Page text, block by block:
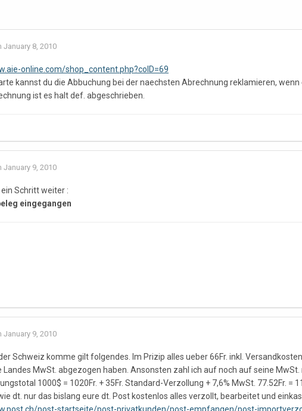
January 8, 2010
online.com/shop_content.php?coID=69
kannst du die Abbuchung bei der naechsten Abrechnung reklamieren,
ist es halt def. abgeschrieben.
January 9, 2010
Schritt weiter :
eingegangen
January 9, 2010
Schweiz komme gilt folgendes. Im Prizip alles ueber 66Fr. inkl.
Landes MwSt. abgezogen haben. Ansonsten zahl ich auf noch auf seine MwSt.
1000$ = 1020Fr. + 35Fr. Standard-Verzollung + 7,6% MwSt. 77.52Fr. =
dt. nur das bislang eure dt. Post kostenlos alles verzollt, bearbeitet und